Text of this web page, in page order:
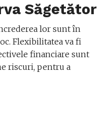
Săgetător
lor sunt în
Flexibilitatea va fi
financiare sunt
riscuri, pentru a